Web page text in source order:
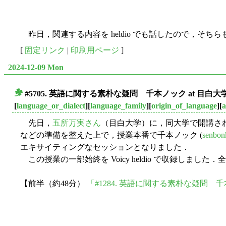
昨日，関連する内容を heldio でも話したので，そちら
[ 固定リンク | 印刷用ページ ]
2024-12-09 Mon
#5705. 英語に関する素朴な疑問 千本ノック at 目白大
[language_or_dialect][language_family][origin_of_language][
先日， 五所万実さん （目白大学）に，同大学で開講
などの準備を整えた上で，授業本番で千本ノック (
エキサイティングなセッションとなりました．
この授業の一部始終を Voicy heldio で収録しました．
【前半（約48分） 「#1284. 英語に関する素朴な疑問 千